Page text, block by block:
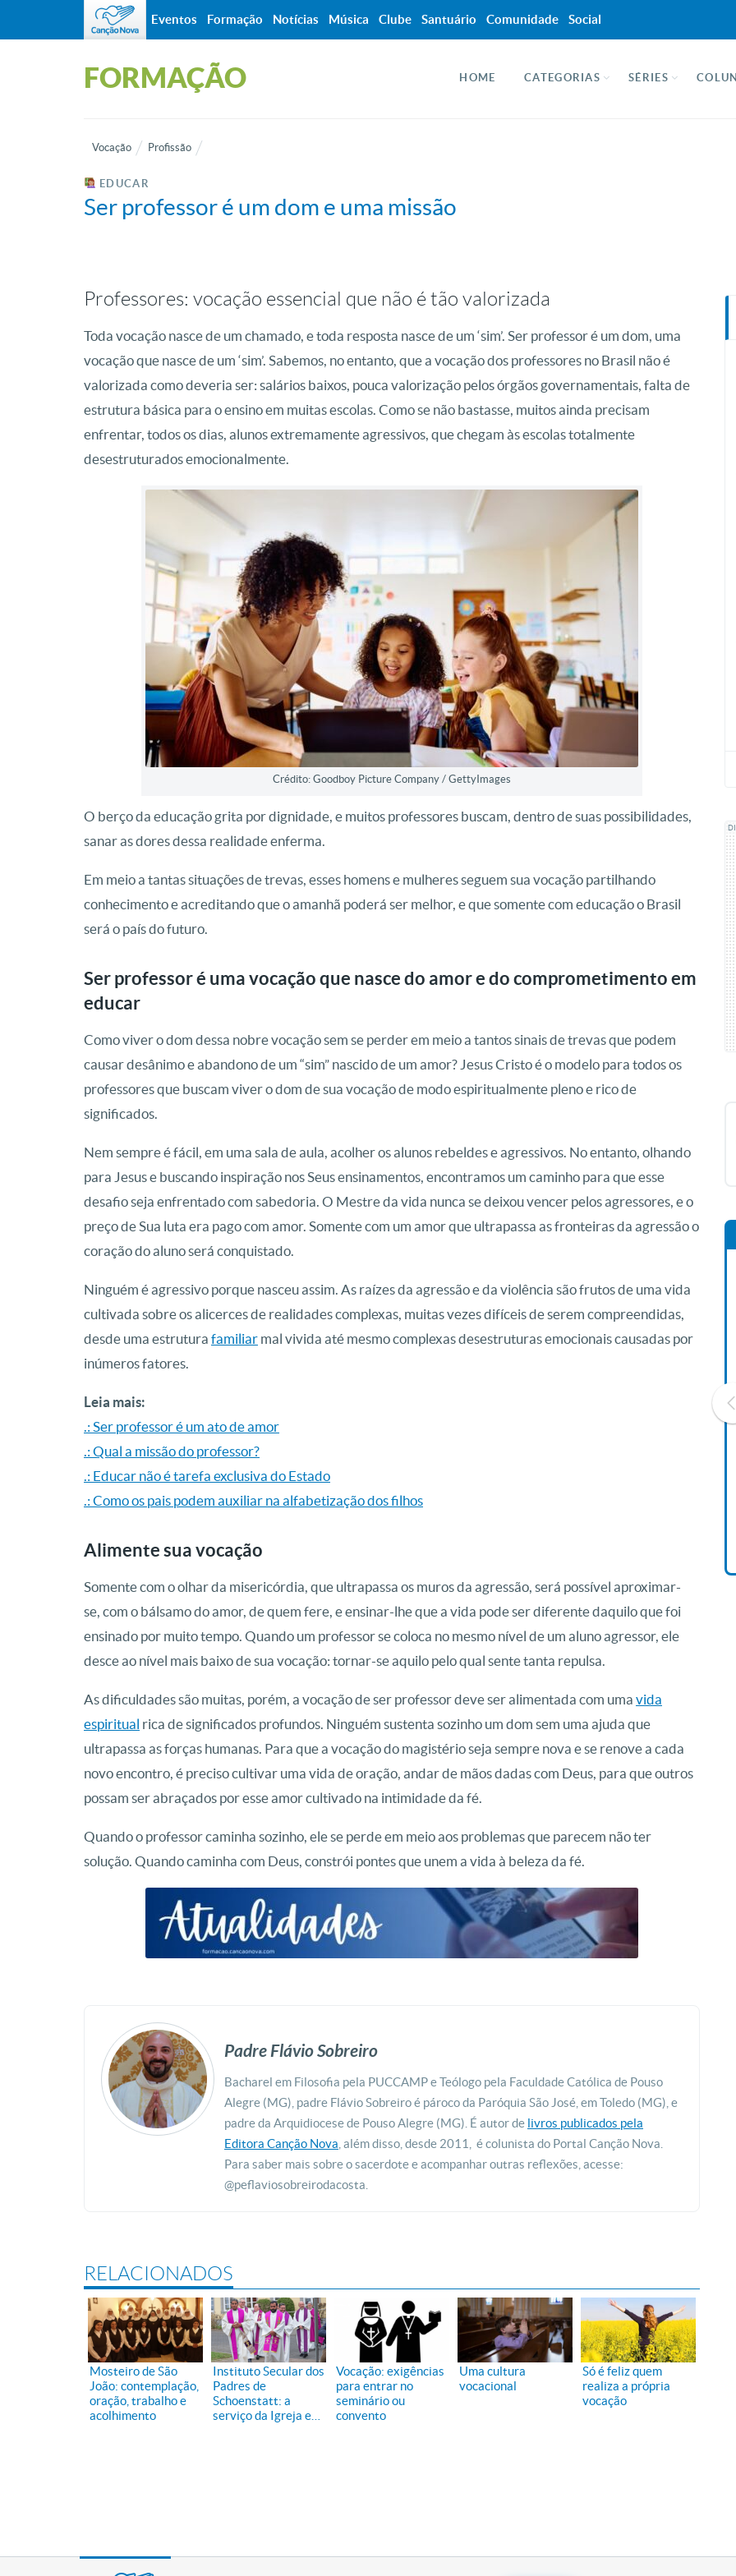
FORMAÇÃO HOME CATEGORIAS SÉRIES
Vocação Profissão
EDUCAR
Ser professor é um dom e uma missão
Professores: vocação essencial que não é tão valorizada
Toda vocação nasce de um chamado, e toda resposta nasce de um ‘sim’. Ser professor é um dom, uma
vocação que nasce de um ‘sim’. Sabemos, no entanto, que a vocação dos professores no Brasil não é
valorizada como deveria ser: salários baixos, pouca valorização pelos órgãos governamentais, falta de
estrutura básica para o ensino em muitas escolas. Como se não bastasse, muitos ainda precisam
enfrentar, todos os dias, alunos extremamente agressivos, que chegam às escolas totalmente
desestruturados emocionalmente.
Crédito: Goodboy Picture Company / GettyImages
O berço da educação grita por dignidade, e muitos professores buscam, dentro de suas possibilidades,
sanar as dores dessa realidade enferma.
Em meio a tantas situações de trevas, esses homens e mulheres seguem sua vocação partilhando
conhecimento e acreditando que o amanhã poderá ser melhor, e que somente com educação o Brasil
será o país do futuro.
Ser professor é uma vocação que nasce do amor e do comprometimento em
educar
Como viver o dom dessa nobre vocação sem se perder em meio a tantos sinais de trevas que podem
causar desânimo e abandono de um “sim” nascido de um amor? Jesus Cristo é o modelo para todos os
professores que buscam viver o dom de sua vocação de modo espiritualmente pleno e rico de
significados.
Nem sempre é fácil, em uma sala de aula, acolher os alunos rebeldes e agressivos. No entanto, olhando
para Jesus e buscando inspiração nos Seus ensinamentos, encontramos um caminho para que esse
desafio seja enfrentado com sabedoria. O Mestre da vida nunca se deixou vencer pelos agressores, e o
preço de Sua luta era pago com amor. Somente com um amor que ultrapassa as fronteiras da agressão o
coração do aluno será conquistado.
Ninguém é agressivo porque nasceu assim. As raízes da agressão e da violência são frutos de uma vida
cultivada sobre os alicerces de realidades complexas, muitas vezes difíceis de serem compreendidas,
desde uma estrutura familiar mal vivida até mesmo complexas desestruturas emocionais causadas por
inúmeros fatores.
Leia mais:
.: Ser professor é um ato de amor
.: Qual a missão do professor?
.: Educar não é tarefa exclusiva do Estado
.: Como os pais podem auxiliar na alfabetização dos filhos
Alimente sua vocação
Somente com o olhar da misericórdia, que ultrapassa os muros da agressão, será possível aproximar-
se, com o bálsamo do amor, de quem fere, e ensinar-lhe que a vida pode ser diferente daquilo que foi
ensinado por muito tempo. Quando um professor se coloca no mesmo nível de um aluno agressor, ele
desce ao nível mais baixo de sua vocação: tornar-se aquilo pelo qual sente tanta repulsa.
As dificuldades são muitas, porém, a vocação de ser professor deve ser alimentada com uma vida
espiritual rica de significados profundos. Ninguém sustenta sozinho um dom sem uma ajuda que
ultrapassa as forças humanas. Para que a vocação do magistério seja sempre nova e se renove a cada
novo encontro, é preciso cultivar uma vida de oração, andar de mãos dadas com Deus, para que outros
possam ser abraçados por esse amor cultivado na intimidade da fé.
Quando o professor caminha sozinho, ele se perde em meio aos problemas que parecem não ter
solução. Quando caminha com Deus, constrói pontes que unem a vida à beleza da fé.
Padre Flávio Sobreiro
Bacharel em Filosofia pela PUCCAMP e Teólogo pela Faculdade Católica de Pouso
Alegre (MG), padre Flávio Sobreiro é pároco da Paróquia São José, em Toledo (MG), e
padre da Arquidiocese de Pouso Alegre (MG). É autor de livros publicados pela
Editora Canção Nova , além disso, desde 2011, é colunista do Portal Canção Nova.
Para saber mais sobre o sacerdote e acompanhar outras reflexões, acesse:
@peflaviosobreirodacosta.
RELACIONADOS
Mosteiro de São
João: contemplação,
oração, trabalho e
acolhimento
Instituto Secular dos
Padres de
Schoenstatt: a
serviço da Igreja e
Vocação: exigências
para entrar no
seminário ou
convento
Uma cultura
vocacional
Só é feliz quem
realiza a própria
vocação
Eventos Formação Notícias Música Clube Santuário Comunidade Social